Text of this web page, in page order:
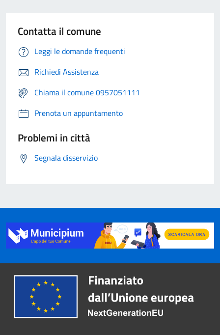
Contatta il comune
Leggi le domande frequenti
Richiedi Assistenza
Chiama il comune 0957051111
Prenota un appuntamento
Problemi in città
Segnala disservizio